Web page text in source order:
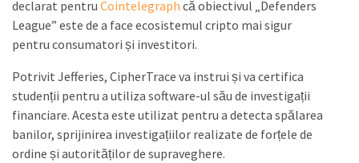
declarat pentru Cointelegraph că obiectivul „Defenders
League” este de a face ecosistemul cripto mai sigur
pentru consumatori și investitori.
Potrivit Jefferies, CipherTrace va instrui și va certifica
studenții pentru a utiliza software-ul său de investigații
financiare. Acesta este utilizat pentru a detecta spălarea
banilor, sprijinirea investigațiilor realizate de forțele de
ordine și autorităților de supraveghere.